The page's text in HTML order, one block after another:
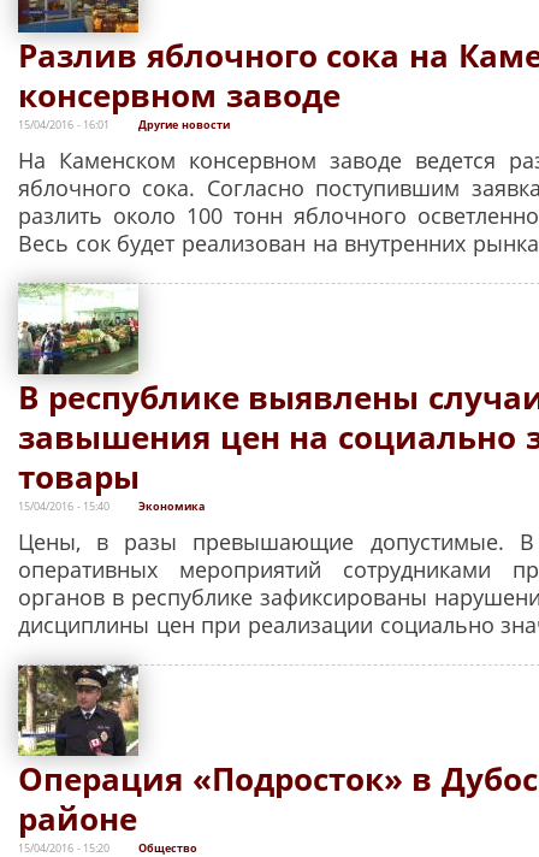
Разлив яблочного сока на
консервном заводе
15/04/2016 - 16:01 Другие новости
На Каменском консервном заводе ведется
яблочного сока. Согласно поступившим
разлить около 100 тонн яблочного
Весь сок будет реализован на внутренних
В республике выявлены
завышения цен на социально
товары
15/04/2016 - 15:40 Экономика
Цены, в разы превышающие допустимые. В
оперативных мероприятий сотрудниками
органов в республике зафиксированы
дисциплины цен при реализации социально
Операция «Подросток» в
районе
15/04/2016 - 15:20 Общество